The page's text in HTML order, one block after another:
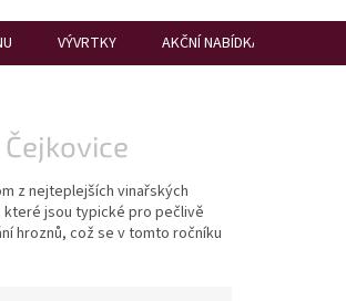
VÝVRTKY AKČNÍ NABÍDKA
z nejteplejších vinařských
které jsou typické pro pečlivě
hroznů, což se v tomto ročníku